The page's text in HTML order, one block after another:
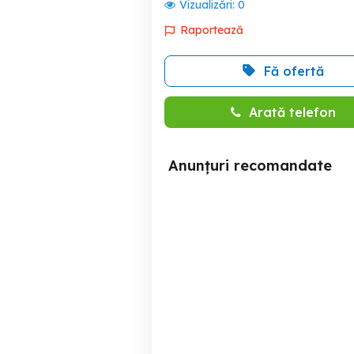
Vizualizări: 0
Raportează
Fă ofertă
Arată telefon
Anunțuri recomandate